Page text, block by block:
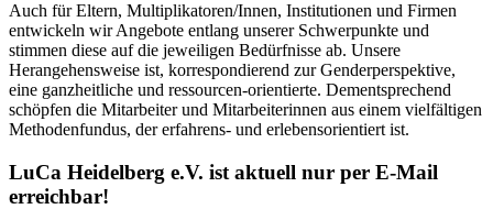
Auch für Eltern, Multiplikatoren/Innen, Institutionen und Firmen
entwickeln wir Angebote entlang unserer Schwerpunkte und
stimmen diese auf die jeweiligen Bedürfnisse ab. Unsere
Herangehensweise ist, korrespondierend zur Genderperspektive,
eine ganzheitliche und ressourcen-orientierte. Dementsprechend
schöpfen die Mitarbeiter und Mitarbeiterinnen aus einem vielfältigen
Methodenfundus, der erfahrens- und erlebensorientiert ist.
LuCa Heidelberg e.V. ist aktuell nur per E-Mail
erreichbar!